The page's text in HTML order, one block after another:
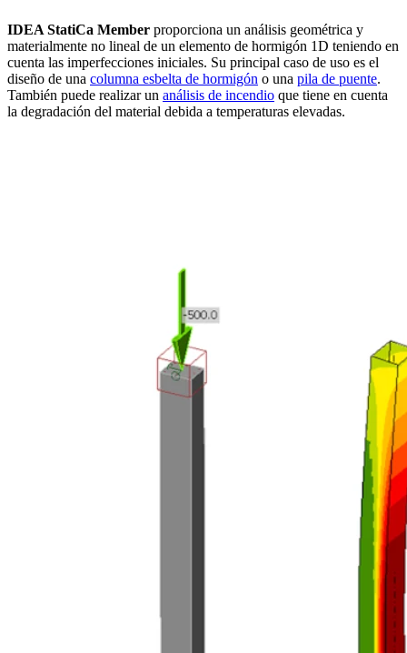
IDEA StatiCa Member proporciona un análisis geométrica y
materialmente no lineal de un elemento de hormigón 1D teniendo en
cuenta las imperfecciones iniciales. Su principal caso de uso es el
diseño de una columna esbelta de hormigón o una pila de puente.
También puede realizar un análisis de incendio que tiene en cuenta
la degradación del material debida a temperaturas elevadas.